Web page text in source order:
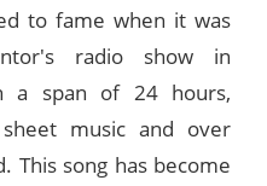
to fame when it was
radio show in
a span of 24 hours,
music and over
This song has become